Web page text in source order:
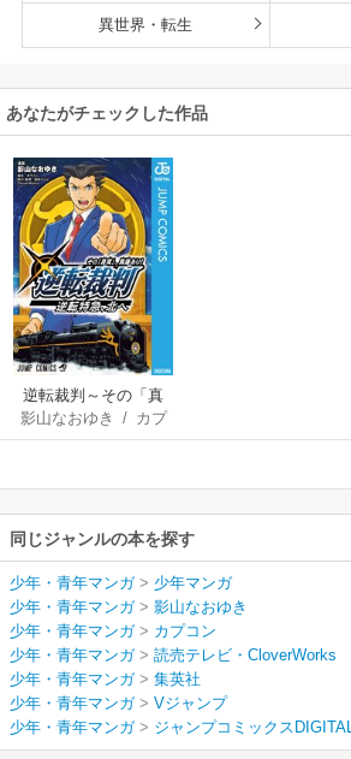
異世界・転生
あなたがチェックした作品
逆転裁判～その「真
実」、異議あり！～
逆転特急、北へ
影山なおゆき / カプ
コン/読売テレビ・
同じジャンルの本を探す
少年・青年マンガ> 少年マンガ
少年・青年マンガ> 影山なおゆき
少年・青年マンガ> カプコン
少年・青年マンガ> 読売テレビ・CloverWorks
少年・青年マンガ> 集英社
少年・青年マンガ> Vジャンプ
少年・青年マンガ> ジャンプコミックスDIGITAL